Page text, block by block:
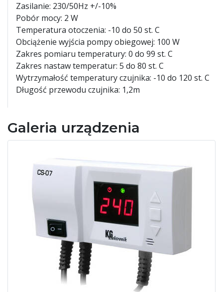
Zasilanie: 230/50Hz +/-10%
Pobór mocy: 2 W
Temperatura otoczenia: -10 do 50 st. C
Obciążenie wyjścia pompy obiegowej: 100 W
Zakres pomiaru temperatury: 0 do 99 st. C
Zakres nastaw temperatur: 5 do 80 st. C
Wytrzymałość temperatury czujnika: -10 do 120 st. C
Długość przewodu czujnika: 1,2m
Galeria urządzenia